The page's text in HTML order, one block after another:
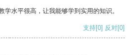
学水平很高，让我能够学到实用的知识。
支持[0] 反对[0]